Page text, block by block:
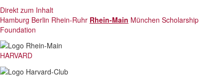
Direkt zum Inhalt
Hamburg Berlin Rhein-Ruhr Rhein-Main München Scholarship
Foundation
HARVARD